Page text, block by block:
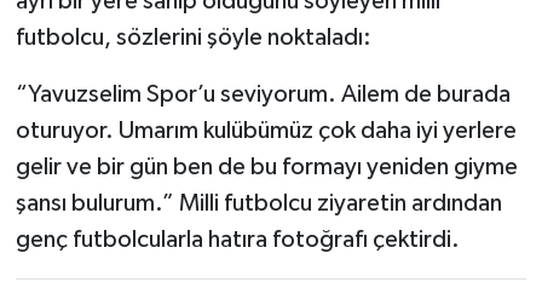
futbolcu, sözlerini şöyle noktaladı:
“Yavuzselim Spor’u seviyorum. Ailem de burada
oturuyor. Umarım kulübümüz çok daha iyi yerlere
gelir ve bir gün ben de bu formayı yeniden giyme
şansı bulurum.” Milli futbolcu ziyaretin ardından
genç futbolcularla hatıra fotoğrafı çektirdi.